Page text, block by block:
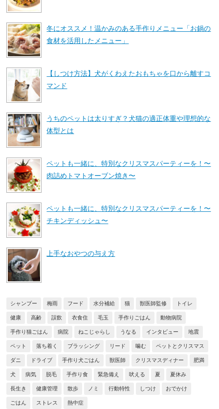
冬にオススメ！温かみのある手作りメニュー「お鍋の
食材を活用したメニュー」
【しつけ方法】犬がくわえたおもちゃを口から離すコ
マンド
うちのペットは太りすぎ？犬猫の適正体重や理想的な
体型とは
ペットも一緒に、特別なクリスマスパーティーを！〜
肉詰めトマトオーブン焼き〜
ペットも一緒に、特別なクリスマスパーティーを！〜
チキンディッシュ〜
上手なおやつの与え方
シャンプー 梅雨 フード 水分補給 猫 獣医師監修 トイレ
健康 高齢 誤飲 衣食住 毛玉 手作りごはん 動物病院
手作り猫ごはん 病院 ねこじゃらし うなる インタビュー 地震
ペット 落ち着く ブラッシング リード 噛む ペットとクリスマス
ダニ ドライブ 手作り犬ごはん 獣医師 クリスマスディナー 肥満
犬 病気 脱毛 手作り食 緊急備え 吠える 夏 夏休み
長生き 健康管理 散歩 ノミ 行動特性 しつけ おでかけ
ごはん ストレス 熱中症